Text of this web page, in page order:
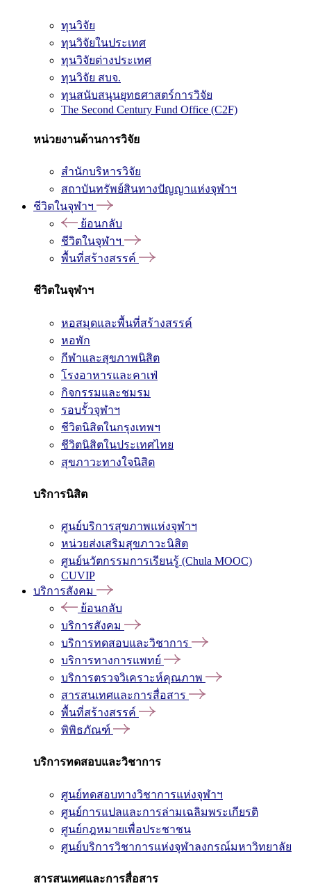
ทุนวิจัย
ทุนวิจัยในประเทศ
ทุนวิจัยต่างประเทศ
ทุนวิจัย สบจ.
ทุนสนับสนุนยุทธศาสตร์การวิจัย
The Second Century Fund Office (C2F)
หน่วยงานด้านการวิจัย
สำนักบริหารวิจัย
สถาบันทรัพย์สินทางปัญญาแห่งจุฬาฯ
ชีวิตในจุฬาฯ
ย้อนกลับ
ชีวิตในจุฬาฯ
พื้นที่สร้างสรรค์
ชีวิตในจุฬาฯ
หอสมุดและพื้นที่สร้างสรรค์
หอพัก
กีฬาและสุขภาพนิสิต
โรงอาหารและคาเฟ่
กิจกรรมและชมรม
รอบรั้วจุฬาฯ
ชีวิตนิสิตในกรุงเทพฯ
ชีวิตนิสิตในประเทศไทย
สุขภาวะทางใจนิสิต
บริการนิสิต
ศูนย์บริการสุขภาพแห่งจุฬาฯ
หน่วยส่งเสริมสุขภาวะนิสิต
ศูนย์นวัตกรรมการเรียนรู้ (Chula MOOC)
CUVIP
บริการสังคม
ย้อนกลับ
บริการสังคม
บริการทดสอบและวิชาการ
บริการทางการแพทย์
บริการตรวจวิเคราะห์คุณภาพ
สารสนเทศและการสื่อสาร
พื้นที่สร้างสรรค์
พิพิธภัณฑ์
บริการทดสอบและวิชาการ
ศูนย์ทดสอบทางวิชาการแห่งจุฬาฯ
ศูนย์การแปลและการล่ามเฉลิมพระเกียรติ
ศูนย์กฎหมายเพื่อประชาชน
ศูนย์บริการวิชาการแห่งจุฬาลงกรณ์มหาวิทยาลัย
สารสนเทศและการสื่อสาร